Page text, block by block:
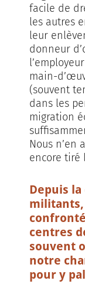
facile de
les autres
leur
donneur
main-
(souvent
dans les
migration
Nous n’en
encore tiré
Depuis
centres
souvent
notre
pour y